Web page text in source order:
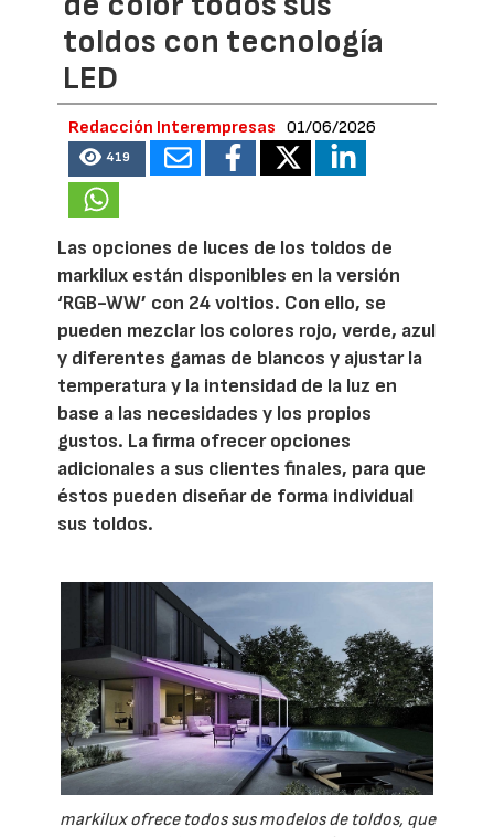
toldos con tecnología
LED
Redacción Interempresas 01/06/2026
419
Las opciones de luces de los toldos de
markilux están disponibles en la versión
‘RGB-WW’ con 24 voltios. Con ello, se
pueden mezclar los colores rojo, verde, azul
y diferentes gamas de blancos y ajustar la
temperatura y la intensidad de la luz en
base a las necesidades y los propios
gustos. La firma ofrecer opciones
adicionales a sus clientes finales, para que
éstos pueden diseñar de forma individual
sus toldos.
markilux ofrece todos sus modelos de toldos, que